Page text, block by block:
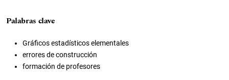
Palabras clave
Gráficos estadísticos elementales
errores de construcción
formación de profesores